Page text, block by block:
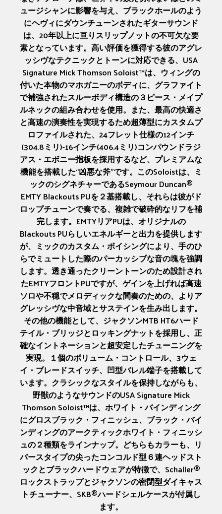
ュージシャンに影響を与え、ブラックホールのよう
にヘヴィにダウンチューンされたギターサウンド
は、20年以上に亘りスリップノットの不可欠な要
素となっています。高い評価を獲得する彼のアグレ
ッシヴなテクニックとトーンに対応できる、USA
Signature Mick Thomson Soloist™は、ウィングの
付いた本物のマホガニーのボディに、グラファイト
で補強されたスルーボディ構造の３ピース・メイプ
ルネックの組み合わせを使用。また、最高の快適さ
と高速の演奏性を実現するため超薄型にカスタムプ
ロファイルされた、24フレット仕様の12インチ
(304.8ミリ)-16インチ(406.4ミリ)コンパウンドラジ
アス・エボニー指板を採用するなど、プレミアムな
機能を搭載した“凶悪な斧”です。このSoloistは、ミ
ックのシグネチャーであるSeymour Duncan®
EMTY Blackouts PUを２基搭載し、それらは彼がド
ロップチューンで奏でる、複雑で破砕的なリフを補
完します。EMTYリアPUは、オリジナルの
Blackouts PUらしいエネルギーと出力を提供します
が、ミックのカスタム・ボイシングにより、手のひ
らでミュートした際のパーカッシブな音の塊を強調
します。透き通ったクリーントーンのため設計され
たEMTYフロントPUですが、ゲインを上げれば高速
ソロや不穏でメロディックな間奏のための、よりア
グレッシヴな中音域とサステインを生み出します。
その他の機能として、ジャクソンMTB HT6ハード
テイル・ブリッジとロッキングナットを採用し、正
確なイントネーションと超安定したチューニングを
実現。１個のボリューム・コントロール、3ウェ
イ・ブレードスイッチ、凹型バレル端子を搭載して
います。クラシックなスタイルを保持しながらも、
野獣のようなサウンドのUSA Signature Mick
Thomson Soloist™は、ホワイト・バインディング
にグロスブラック・フィニッシュ、ブラック・バイ
ンディングのアークティックホワイト・フィニッシ
ュの２種類をラインナップ。どちらもカラーも、リ
バースタイプの尖ったコンコルド型６連ヘッドスト
ックとブラックハードウェアが特徴で、Schaller®
ロックストラップとジャクソンの密閉型ダイキャス
トチューナー、SKB®ハードシェルケースが付属し
ます。